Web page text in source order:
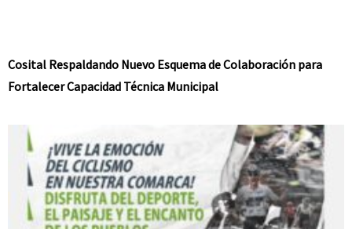
Cosital Respaldando Nuevo Esquema de Colaboración para
Fortalecer Capacidad Técnica Municipal